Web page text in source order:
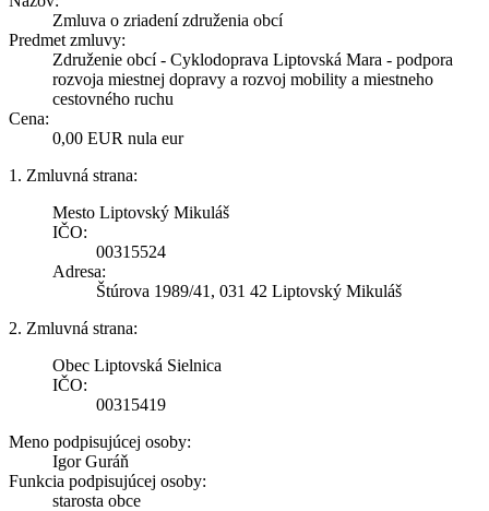
Zmluva o zriadení združenia obcí
Predmet zmluvy:
Združenie obcí - Cyklodoprava Liptovská Mara - podpora
rozvoja miestnej dopravy a rozvoj mobility a miestneho
cestovného ruchu
Cena:
0,00 EUR nula eur
1. Zmluvná strana:
Mesto Liptovský Mikuláš
IČO:
00315524
Adresa:
Štúrova 1989/41, 031 42 Liptovský Mikuláš
2. Zmluvná strana:
Obec Liptovská Sielnica
IČO:
00315419
Meno podpisujúcej osoby:
Igor Guráň
Funkcia podpisujúcej osoby:
starosta obce